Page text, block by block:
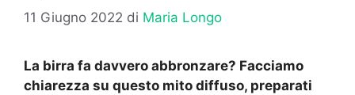
11 Giugno 2022 di Maria Longo
La birra fa davvero abbronzare? Facciamo
chiarezza su questo mito diffuso, preparati